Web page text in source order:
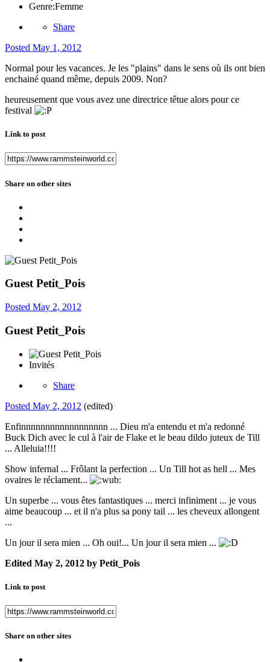
Genre:Femme
Share
Posted May 1, 2012
Normal pour les vacances. Je les "plains" dans le sens où ils ont bien
enchainé quand même, depuis 2009. Non?
heureusement que vous avez une directrice têtue alors pour ce
festival
Link to post
Share on other sites
Guest Petit_Pois
Posted May 2, 2012
Guest Petit_Pois
Invités
Share
Posted May 2, 2012 (edited)
Enfinnnnnnnnnnnnnnnnnn ... Dieu m'a entendu et m'a redonné
Buck Dich avec le cul à l'air de Flake et le beau dildo juteux de Till
... Alleluia!!!!
Show infernal ... Frôlant la perfection ... Un Till hot as hell ... Mes
ovaires le réclament...
Un superbe ... vous êtes fantastiques ... merci infiniment ... je vous
aime beaucoup ... et il n'a plus sa pony tail ... les cheveux allongent
...
Un jour il sera mien ... Oh oui!... Un jour il sera mien ...
Edited May 2, 2012 by Petit_Pois
Link to post
Share on other sites